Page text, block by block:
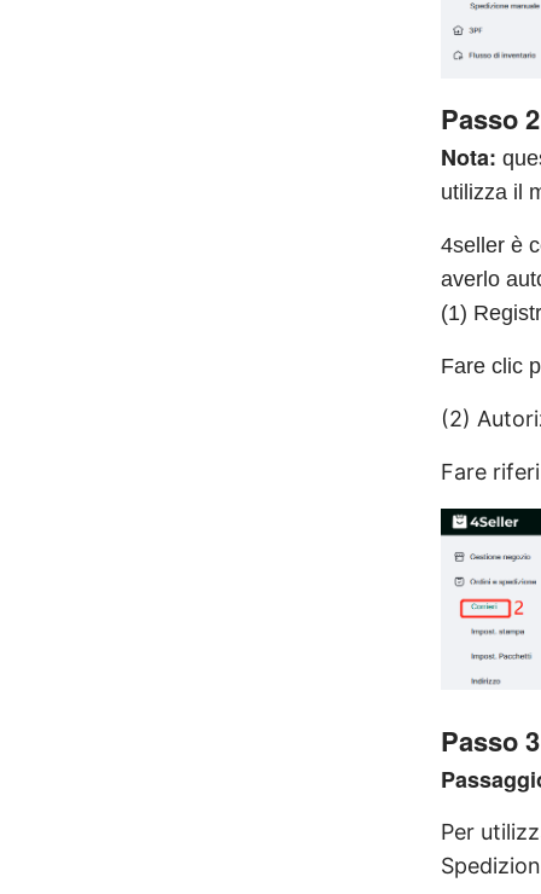
Passo
Nota:
utilizza il
4seller è
averlo
(1)
Fare clic
(2)
Fare
Passo
Per